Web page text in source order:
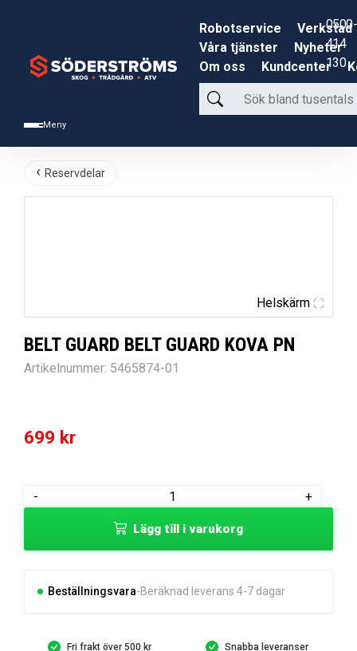
Meny
Robotservice
Verkstad
Våra tjänster
Nyheter
Om oss
Kundcenter
Sök
bland
produkter
0500-
414
130
Reservdelar
Helskärm
BELT GUARD BELT GUARD KOVA PN
Artikelnummer: 5465874-01
699 kr
-
BELT
GUARD
PN
+
Lägg till i varukorg
Beställningsvara Beräknad leverans 4-7 dagar
Fri frakt över 500 kr
Snabba leveranser